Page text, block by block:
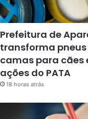
Prefeitura de
transforma
camas para cães
ações do PATA
18 horas atrás